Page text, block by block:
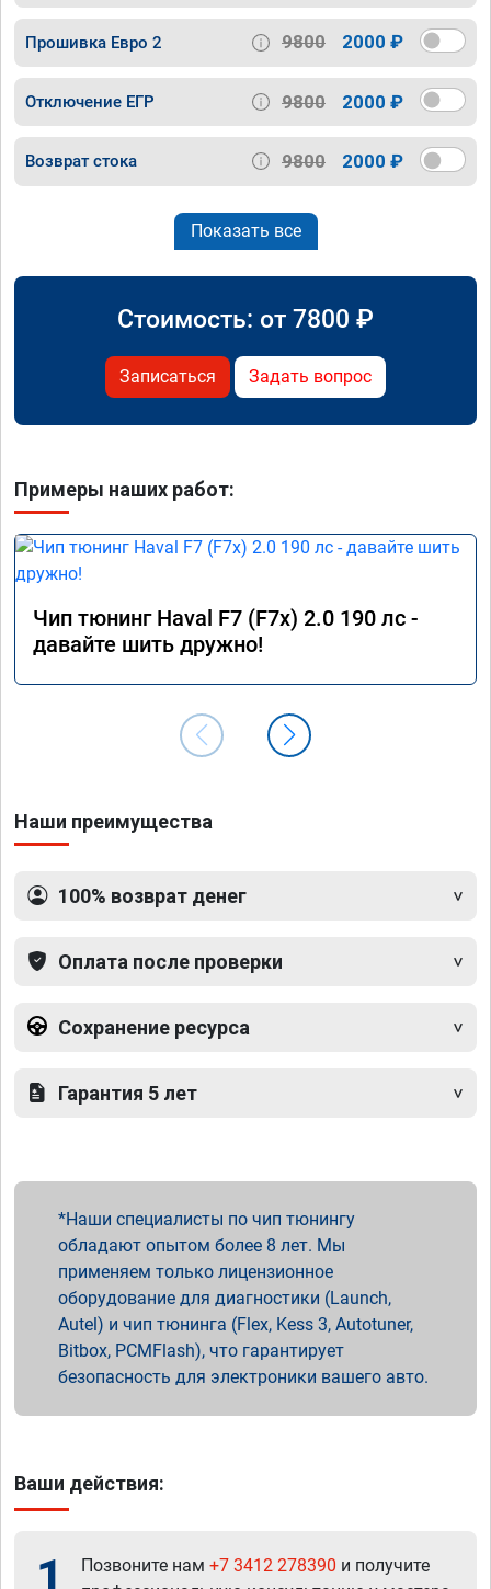
Прошивка Евро 2 9800 2000 ₽
Отключение ЕГР 9800 2000 ₽
Возврат стока 9800 2000 ₽
Показать все
Стоимость: от 7800 ₽
Записаться Задать вопрос
Примеры наших работ:
Чип тюнинг Haval F7 (F7x) 2.0 190 лс -
давайте шить дружно!
Наши преимущества
100% возврат денег
Оплата после проверки
Сохранение ресурса
Гарантия 5 лет
Наши специалисты по чип тюнингу
обладают опытом более 8 лет. Мы
применяем только лицензионное
оборудование для диагностики (Launch,
Autel) и чип тюнинга (Flex, Kess 3, Autotuner,
Bitbox, PCMFlash), что гарантирует
безопасность для электроники вашего авто.
Ваши действия:
1 Позвоните нам +7 3412 278390 и получите